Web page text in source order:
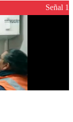
un
Señal 1